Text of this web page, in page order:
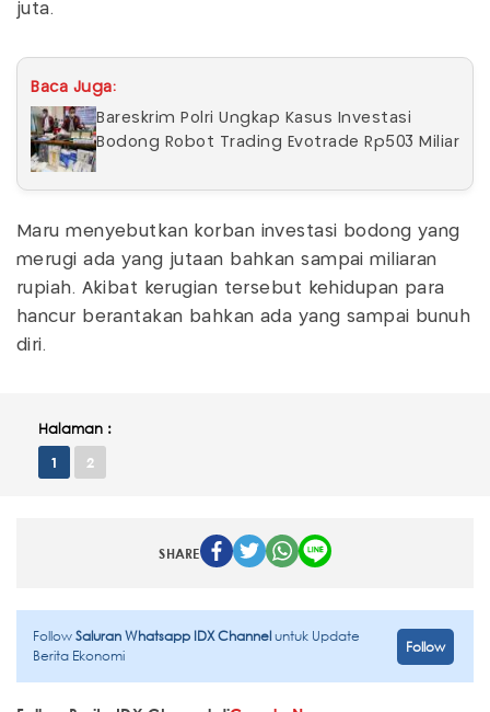
juta.
Baca Juga:
Bareskrim Polri Ungkap Kasus Investasi
Bodong Robot Trading Evotrade Rp503 Miliar
Maru menyebutkan korban investasi bodong yang
merugi ada yang jutaan bahkan sampai miliaran
rupiah. Akibat kerugian tersebut kehidupan para
hancur berantakan bahkan ada yang sampai bunuh
diri.
Halaman :
1 2
SHARE
FollowSaluran Whatsapp IDX Channeluntuk Update
Berita Ekonomi
Follow